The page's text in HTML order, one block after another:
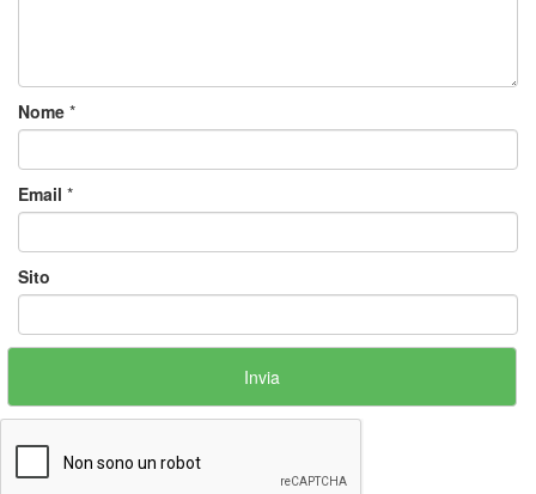
Nome *
Email *
Sito